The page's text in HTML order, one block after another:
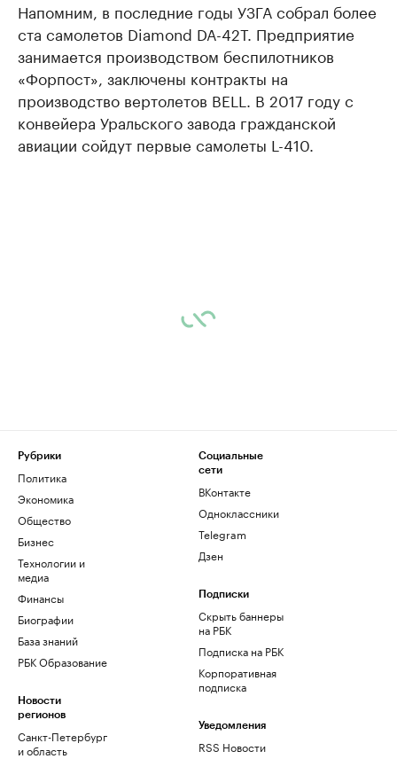
Напомним, в последние годы УЗГА собрал более
ста самолетов Diamond DA-42T. Предприятие
занимается производством беспилотников
«Форпост», заключены контракты на
производство вертолетов BELL. В 2017 году с
конвейера Уральского завода гражданской
авиации сойдут первые самолеты L-410.
Рубрики
Политика
Экономика
Общество
Бизнес
Технологии и
медиа
Финансы
Биографии
База знаний
РБК Образование
Новости
регионов
Санкт-Петербург
и область
Социальные
сети
ВКонтакте
Одноклассники
Telegram
Дзен
Подписки
Скрыть баннеры
на РБК
Подписка на РБК
Корпоративная
подписка
Уведомления
RSS Новости